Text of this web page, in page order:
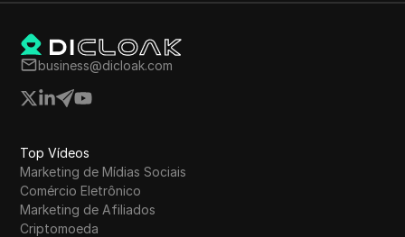
business@dicloak.com
Top Vídeos
Marketing de Mídias Sociais
Comércio Eletrônico
Marketing de Afiliados
Criptomoeda